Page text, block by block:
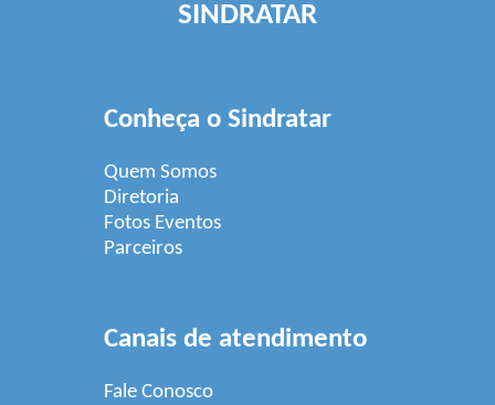
SINDRATAR
Conheça o Sindratar
Quem Somos
Diretoria
Fotos Eventos
Parceiros
Canais de atendimento
Fale Conosco